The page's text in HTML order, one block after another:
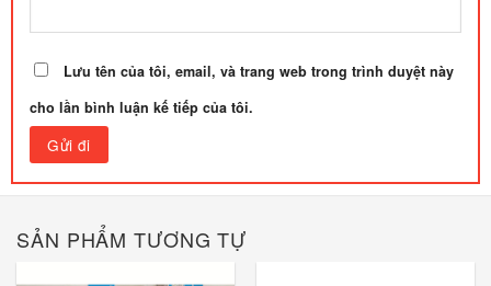
Lưu tên của tôi, email, và trang web trong trình duyệt này
cho lần bình luận kế tiếp của tôi.
SẢN PHẨM TƯƠNG TỰ